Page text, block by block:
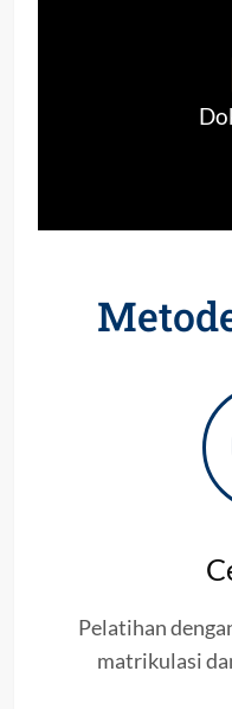
Pelatihan
matrikulasi